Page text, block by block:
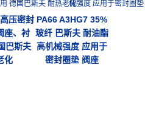
压密封
座、衬
巴斯夫
化
PA66 A3HG7 35%
玻纤 巴斯夫 耐油酯
高机械强度 应用于
密封圈垫 阀座